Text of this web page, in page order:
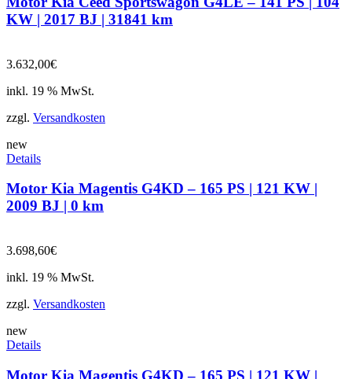
KW | 2017 BJ | 31841 km
3.632,00€
inkl. 19 % MwSt.
zzgl. Versandkosten
new
Details
Motor Kia Magentis G4KD – 165 PS | 121 KW |
2009 BJ | 0 km
3.698,60€
inkl. 19 % MwSt.
zzgl. Versandkosten
new
Details
Motor Kia Magentis G4KD – 165 PS | 121 KW |